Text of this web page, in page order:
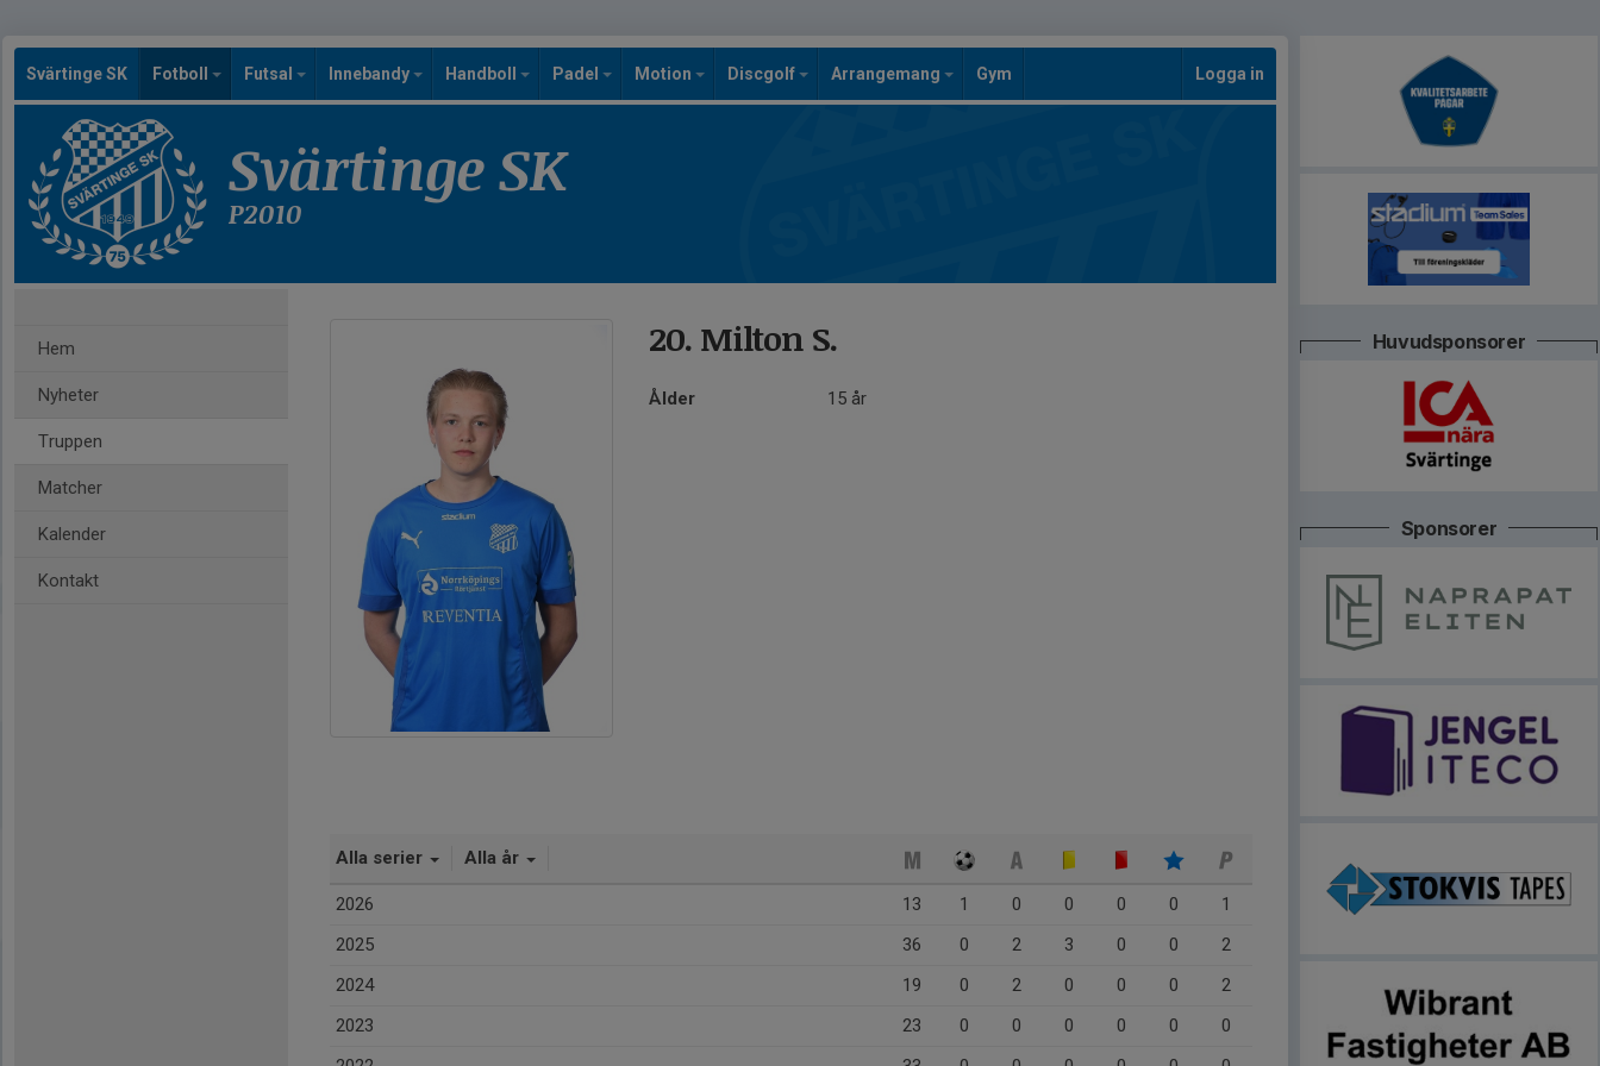
Svärtinge SK Fotboll Futsal Innebandy Handboll Padel Motion Discgolf Arrangemang Gym Logga in
Svärtinge SK
P2010
Hem
Nyheter
Truppen
Matcher
Kalender
Kontakt
20. Milton S.
Ålder 15 år
Alla serier Alla år
2026 13 1 0 0 0 0
1
2025
36 0 2 3 0 0
2
2024
19 0 2 0 0 0
2
2023
23 0 0 0 0 0
0
Huvudsponsorer
Sponsorer